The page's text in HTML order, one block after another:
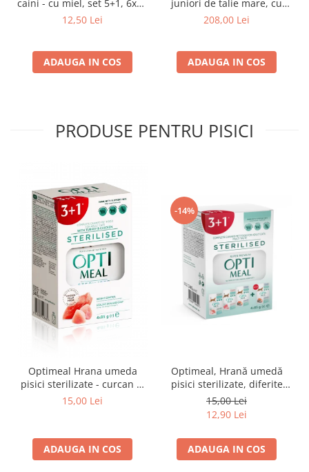
caini - cu miel, set 5+1, 6x80
g
12,50 Lei
ADAUGA IN COS
juniori de talie mare, cu
pui, 14kg
208,00 Lei
ADAUGA IN COS
PRODUSE PENTRU PISICI
Optimeal Hrana umeda
pisici sterilizate - curcan si
pui in sos, set 3+1,
15,00 Lei
ADAUGA IN COS
-14%
Optimeal, Hrană umedă
pisici sterilizate, diferite
arome, (3+1), 0.34kg
15,00 Lei
12,90 Lei
ADAUGA IN COS